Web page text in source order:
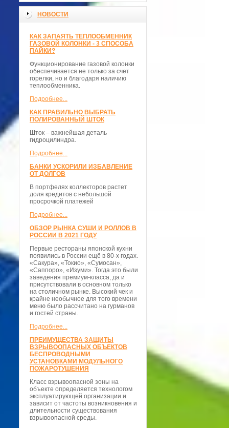
НОВОСТИ
КАК ЗАПАЯТЬ ТЕПЛООБМЕННИК
ГАЗОВОЙ КОЛОНКИ - 3 СПОСОБА
ПАЙКИ?
Функционирование газовой колонки
обеспечивается не только за счет
горелки, но и благодаря наличию
теплообменника.
Подробнее...
КАК ПРАВИЛЬНО ВЫБРАТЬ
ПОЛИРОВАННЫЙ ШТОК
Шток – важнейшая деталь
гидроцилиндра.
Подробнее...
БАНКИ УСКОРИЛИ ИЗБАВЛЕНИЕ
ОТ ДОЛГОВ
В портфелях коллекторов растет
доля кредитов с небольшой
просрочкой платежей
Подробнее...
ОБЗОР РЫНКА СУШИ И РОЛЛОВ В
РОССИИ В 2021 ГОДУ
Первые рестораны японской кухни
появились в России ещё в 80-х годах.
«Сакура», «Токио», «Сумосан»,
«Саппоро», «Изуми». Тогда это были
заведения премиум-класса, да и
присутствовали в основном только
на столичном рынке. Высокий чек и
крайне необычное для того времени
меню было рассчитано на гурманов
и гостей страны.
Подробнее...
ПРЕИМУЩЕСТВА ЗАЩИТЫ
ВЗРЫВООПАСНЫХ ОБЪЕКТОВ
БЕСПРОВОДНЫМИ
УСТАНОВКАМИ МОДУЛЬНОГО
ПОЖАРОТУШЕНИЯ
Класс взрывоопасной зоны на
объекте определяется технологом
эксплуатирующей организации и
зависит от частоты возникновения и
длительности существования
взрывоопасной среды.